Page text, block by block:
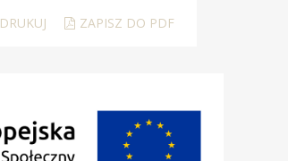
DRUKUJ ZAPISZ DO PDF